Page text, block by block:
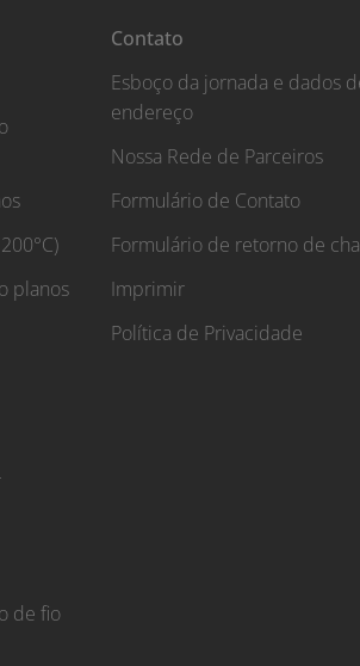
planos
de fio
Contato
Esboço da jornada e dados
endereço
Nossa Rede de Parceiros
Formulário de Contato
Formulário de retorno de
Imprimir
Política de Privacidade